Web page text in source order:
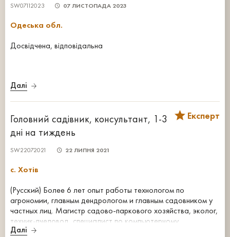
SW07112023 07 ЛИСТОПАДА 2023
Одеська обл.
Досвідчена, відповідальна
Далі
Експерт
Головний садівник, консультант, 1-3
дні на тиждень
SW22072021 22 ЛИПНЯ 2021
с. Хотів
(Русский) Более 6 лет опыт работы технологом по
агрономии, главным дендрологом и главным садовником у
частных лиц. Магистр садово-паркового хозяйства, эколог,
техник-пчеловод, специалист по компьютерному
ландшафтному дизайну.
Далі